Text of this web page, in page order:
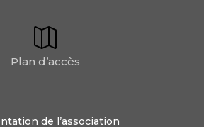
Plan d’accès
de l’association